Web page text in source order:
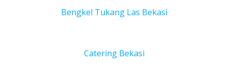
Bengkel Tukang Las Bekasi
Catering Bekasi